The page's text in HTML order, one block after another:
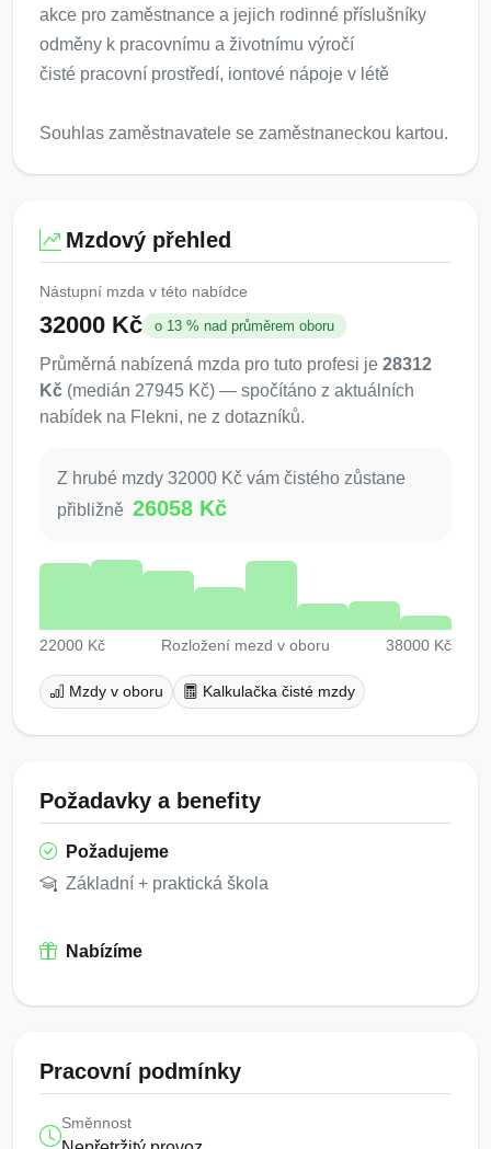
akce pro zaměstnance a jejich rodinné příslušníky
odměny k pracovnímu a životnímu výročí
čisté pracovní prostředí, iontové nápoje v létě
Souhlas zaměstnavatele se zaměstnaneckou kartou.
Mzdový přehled
Nástupní mzda v této nabídce
32000 Kč o 13 % nad průměrem oboru
Průměrná nabízená mzda pro tuto profesi je 28312
Kč (medián 27945 Kč) — spočítáno z aktuálních
nabídek na Flekni, ne z dotazníků.
Z hrubé mzdy 32000 Kč vám čistého zůstane
přibližně 26058 Kč
22000 Kč Rozložení mezd v oboru 38000 Kč
Mzdy v oboru Kalkulačka čisté mzdy
Požadavky a benefity
Požadujeme
Základní + praktická škola
Nabízíme
Pracovní podmínky
Směnnost